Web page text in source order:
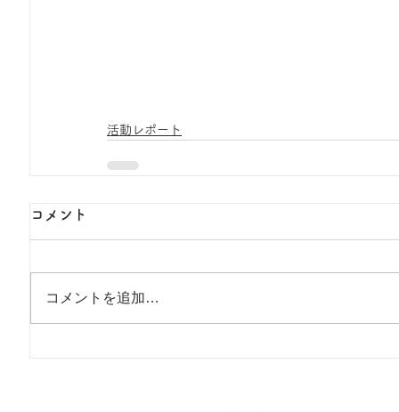
活動レポート
コメント
コメントを追加…